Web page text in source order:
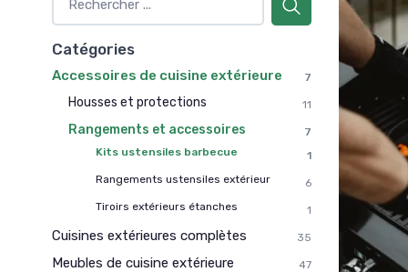
Catégories
Accessoires de cuisine extérieure 7
Housses et protections 11
Rangements et accessoires
7
Kits ustensiles barbecue
1
Rangements ustensiles extérieur
6
Tiroirs extérieurs étanches
1
Cuisines extérieures complètes 35
Meubles de cuisine extérieure 47